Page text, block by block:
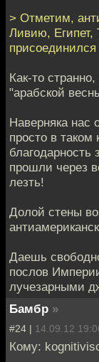
> Отметим,
Ливию, Египет,
Как-то
"арабской
Наверняка
просто в таком
прошли через
лезть!
Долой стены
Даешь
послов
лучезарными
Бамбр »
#24 | 14.09.12
Кому: